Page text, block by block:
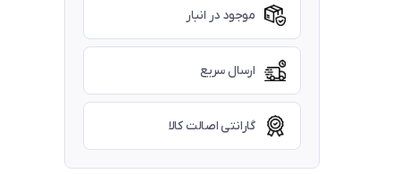
موجود در انبار
ارسال سریع
گارانتی اصالت کالا